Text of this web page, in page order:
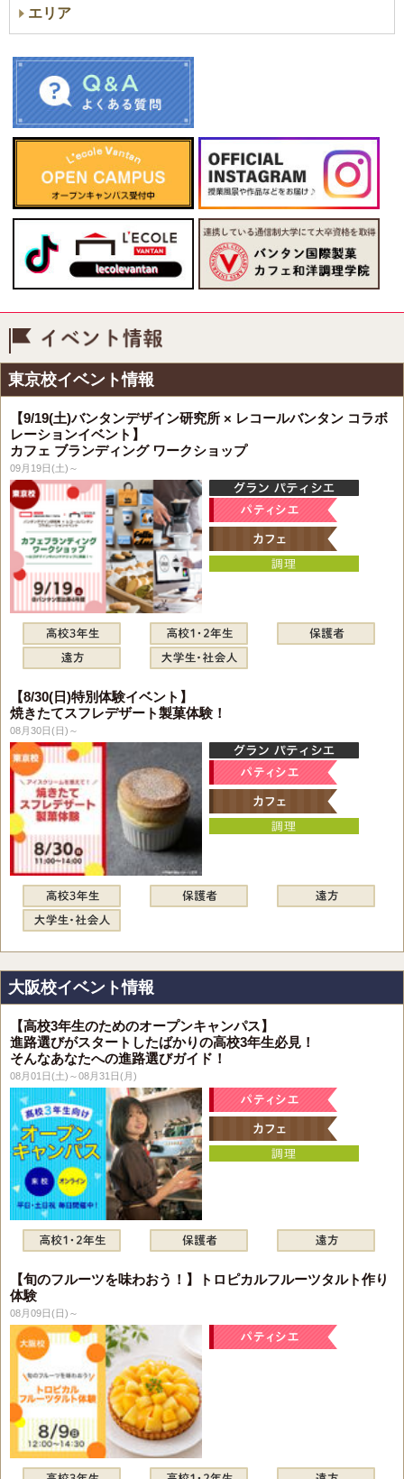
エリア
東京校イベント情報
【9/19(土)バンタンデザイン研究所 × レコールバンタン コラボ
レーションイベント】
カフェ ブランディング ワークショップ
09月19日(土)～
【8/30(日)特別体験イベント】
焼きたてスフレデザート製菓体験！
08月30日(日)～
大阪校イベント情報
【高校3年生のためのオープンキャンパス】
進路選びがスタートしたばかりの高校3年生必見！
そんなあなたへの進路選びガイド！
08月01日(土)～08月31日(月)
【旬のフルーツを味わおう！】トロピカルフルーツタルト作り
体験
08月09日(日)～